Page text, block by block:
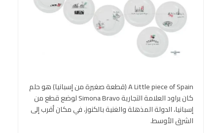
A Little piece of Spain (قطعة صغيرة من إسبانيا) هو حلم
كان يراود العلامة التجارية Simona Bravo لوضع قطع من
إسبانيا، الدولة المذهلة والغنية بالكنوز، في مكان أقرب إلى
الشرق الأوسط.